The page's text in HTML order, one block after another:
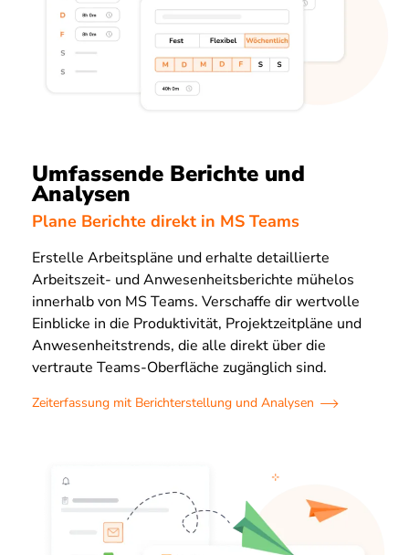
Umfassende Berichte und
Analysen
Plane Berichte direkt in MS Teams
Erstelle Arbeitspläne und erhalte detaillierte
Arbeitszeit- und Anwesenheitsberichte mühelos
innerhalb von MS Teams. Verschaffe dir wertvolle
Einblicke in die Produktivität, Projektzeitpläne und
Anwesenheitstrends, die alle direkt über die
vertraute Teams-Oberfläche zugänglich sind.
Zeiterfassung mit Berichterstellung und Analysen